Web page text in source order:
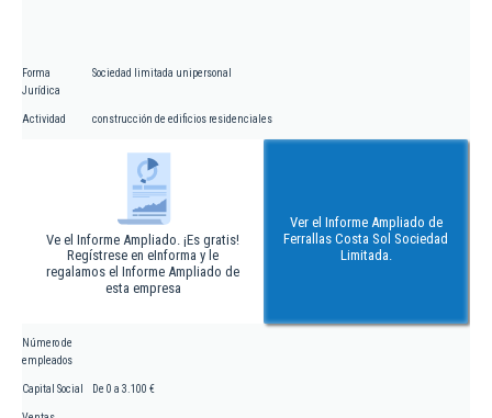
Forma
Jurídica
Sociedad limitada unipersonal
Actividad construcción de edificios residenciales
Ve el Informe Ampliado. ¡Es gratis!
Regístrese en eInforma y le
regalamos el Informe Ampliado de
esta empresa
Ver el Informe Ampliado de
Ferrallas Costa Sol Sociedad
Limitada.
Número de
empleados
Capital Social De 0 a 3.100 €